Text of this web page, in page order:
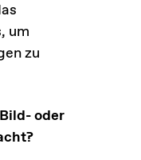
um
zu
oder